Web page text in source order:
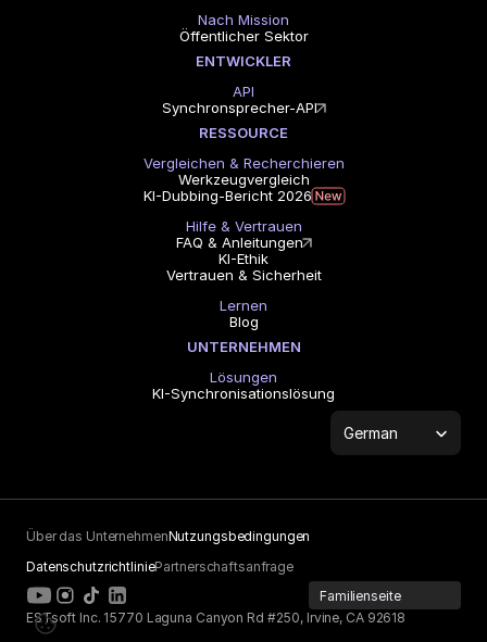
Nach Mission
Öffentlicher Sektor
ENTWICKLER
API
Synchronsprecher-API
RESSOURCE
Vergleichen & Recherchieren
Werkzeugvergleich
KI-Dubbing-Bericht 2026
Hilfe & Vertrauen
FAQ & Anleitungen
KI-Ethik
Vertrauen & Sicherheit
Lernen
Blog
UNTERNEHMEN
Lösungen
KI-Synchronisationslösung
Select Language
German
Über das UnternehmenNutzungsbedingungen
DatenschutzrichtliniePartnerschaftsanfrage
Familienseite
ESTsoft Inc. 15770 Laguna Canyon Rd #250, Irvine, CA 92618